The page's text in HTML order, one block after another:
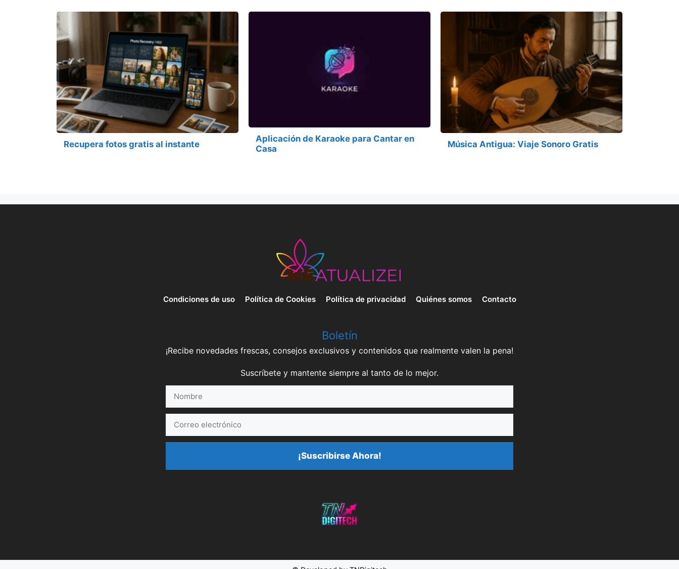
Recupera fotos gratis al instante
Aplicación de Karaoke para Cantar en
Casa
Música Antigua: Viaje Sonoro Gratis
Condiciones de uso Política de Cookies Política de privacidad Quiénes somos Contacto
Boletín
¡Recibe novedades frescas, consejos exclusivos y contenidos que realmente valen la pena!
Suscríbete y mantente siempre al tanto de lo mejor.
electrónico
¡Suscribirse Ahora!